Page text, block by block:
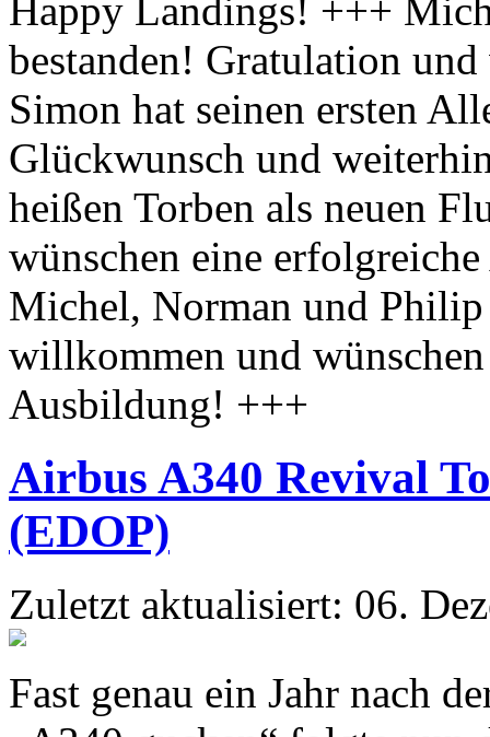
Airbus A340 Revival
(EDOP)
Zuletzt aktualisiert: 06.
Fast genau ein Jahr nach